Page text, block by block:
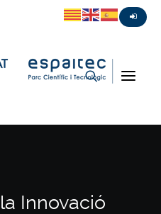
Innovació